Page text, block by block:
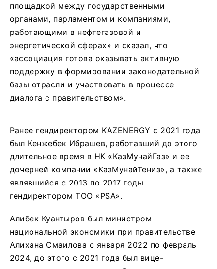
площадкой между государственными
органами, парламентом и компаниями,
работающими в нефтегазовой и
энергетической сферах» и сказал, что
«ассоциация готова оказывать активную
поддержку в формировании законодательной
базы отрасли и участвовать в процессе
диалога с правительством».
Ранее гендиректором KAZENERGY с 2021 года
был Кенжебек Ибрашев, работавший до этого
длительное время в НК «КазМунайГаз» и ее
дочерней компании «КазМунайТениз», а также
являвшийся с 2013 по 2017 годы
гендиректором ТОО «PSA».
Алибек Куантыров был министром
национальной экономики при правительстве
Алихана Смаилова с января 2022 по февраль
2024, до этого с 2021 года был вице-